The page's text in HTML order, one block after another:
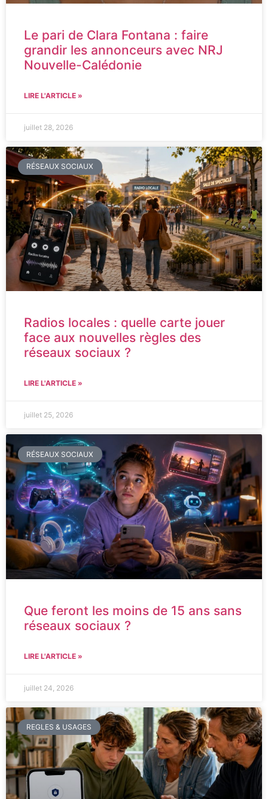
Le pari de Clara Fontana : faire
grandir les annonceurs avec NRJ
Nouvelle-Calédonie
LIRE L'ARTICLE »
juillet 28, 2026
RÉSEAUX SOCIAUX
Radios locales : quelle carte jouer
face aux nouvelles règles des
réseaux sociaux ?
LIRE L'ARTICLE »
juillet 25, 2026
RÉSEAUX SOCIAUX
Que feront les moins de 15 ans sans
réseaux sociaux ?
LIRE L'ARTICLE »
juillet 24, 2026
REGLES & USAGES